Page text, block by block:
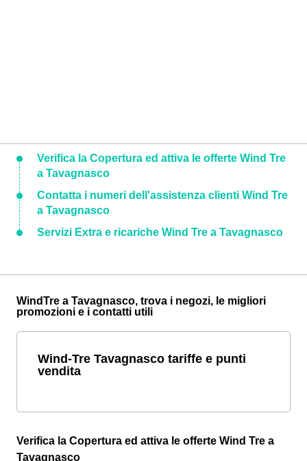
Verifica la Copertura ed attiva le offerte Wind Tre
a Tavagnasco
Contatta i numeri dell'assistenza clienti Wind Tre
a Tavagnasco
Servizi Extra e ricariche Wind Tre a Tavagnasco
WindTre a Tavagnasco, trova i negozi, le migliori
promozioni e i contatti utili
Wind-Tre Tavagnasco tariffe e punti
vendita
Verifica la Copertura ed attiva le offerte Wind Tre a
Tavagnasco